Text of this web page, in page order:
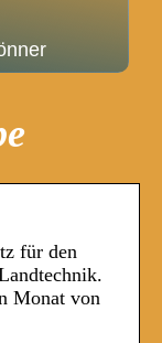
für den
Monat von